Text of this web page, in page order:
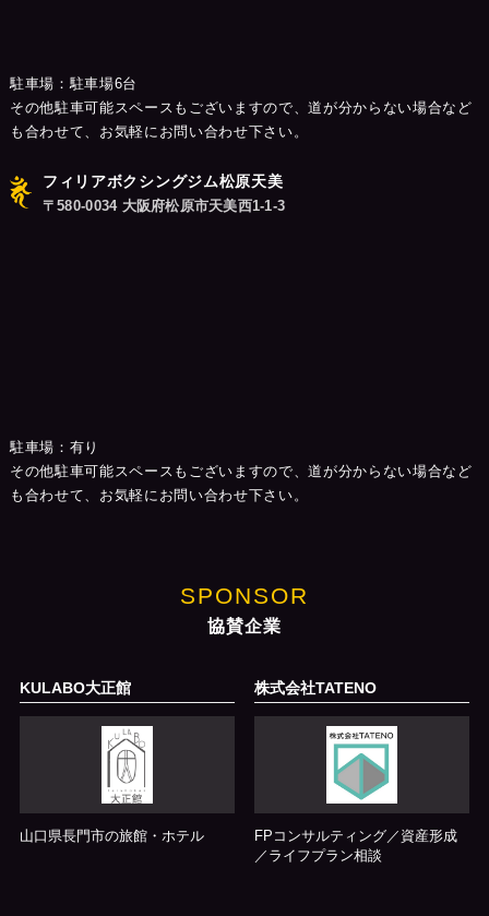
駐車場：駐車場6台
その他駐車可能スペースもございますので、道が分からない場合など
も合わせて、お気軽にお問い合わせ下さい。
フィリアボクシングジム松原天美
〒580-0034 大阪府松原市天美西1-1-3
駐車場：有り
その他駐車可能スペースもございますので、道が分からない場合など
も合わせて、お気軽にお問い合わせ下さい。
SPONSOR
協賛企業
KULABO大正館
山口県長門市の旅館・ホテル
株式会社TATENO
FPコンサルティング／資産形成
／ライフプラン相談